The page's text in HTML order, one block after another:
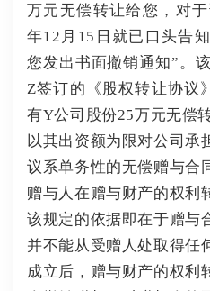
万元无偿转让给您，对
年12月15日就已口头告
您发出书面撤销通知”。
Z签订的《股权转让协议
有Y公司股份25万元无偿
以其出资额为限对公司承
议系单务性的无偿赠与合
赠与人在赠与财产的权利
该规定的依据即在于赠与
并不能从受赠人处取得任
成立后，赠与财产的权利